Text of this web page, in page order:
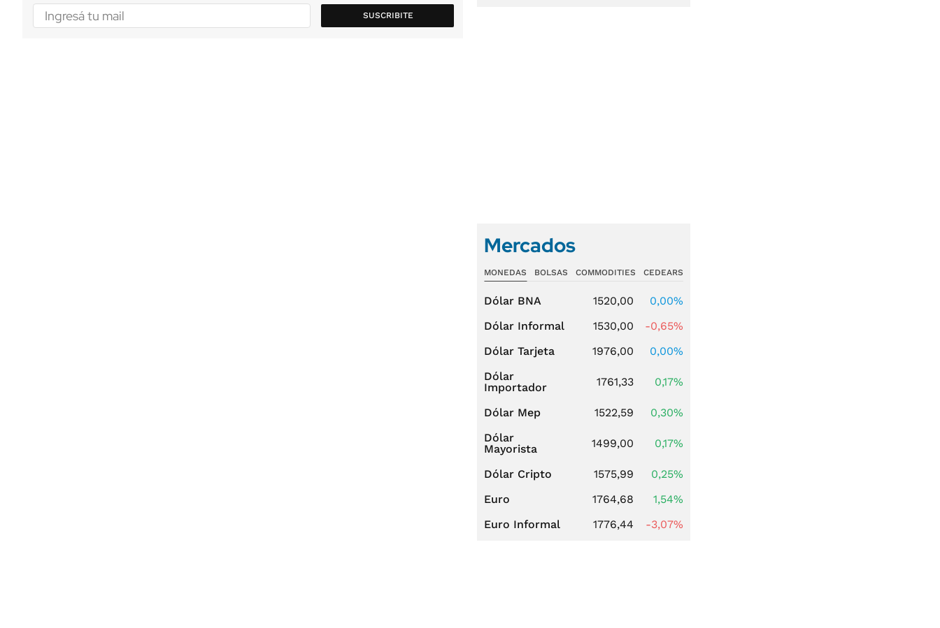
SUSCRIBITE
Mercados
MONEDAS BOLSAS COMMODITIES CEDEARS
Dólar BNA 1520,00
0,00%
Dólar Informal
1530,00
-0,65%
Dólar Tarjeta
1976,00
0,00%
Dólar
Importador
1761,33 0,17%
Dólar Mep 1522,59
0,30%
Dólar
Mayorista
1499,00 0,17%
Dólar Cripto 1575,99
0,25%
Euro
1764,68
1,54%
Euro Informal
1776,44 -3,07%